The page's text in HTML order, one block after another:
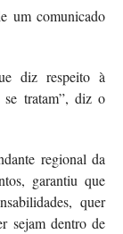
um comunicado
diz respeito à
tratam”, diz o
regional da
garantiu que
quer
sejam dentro de